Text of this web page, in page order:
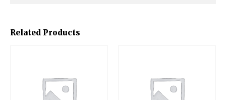
Related Products